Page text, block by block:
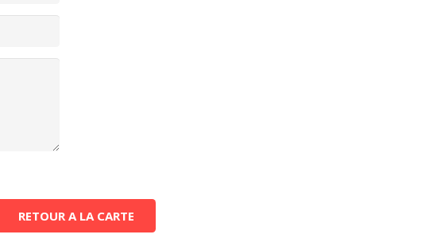
RETOUR A LA CARTE